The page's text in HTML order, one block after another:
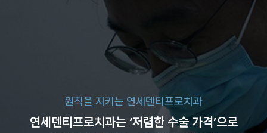
원칙을 지키는 연세덴티프로치과
연세덴티프로치과는 ‘저렴한 수술 가격’으로